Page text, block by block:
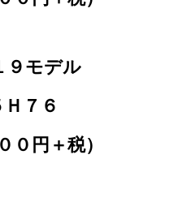
モデル
Ｈ７６
０円＋税）